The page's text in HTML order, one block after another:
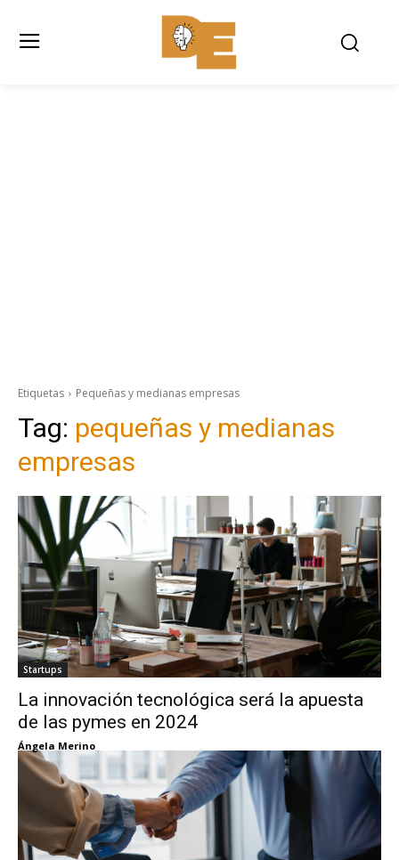
Etiquetas Pequeñas y medianas empresas
Tag: pequeñas y medianas
empresas
Startups
La innovación tecnológica será la apuesta
de las pymes en 2024
Ángela Merino